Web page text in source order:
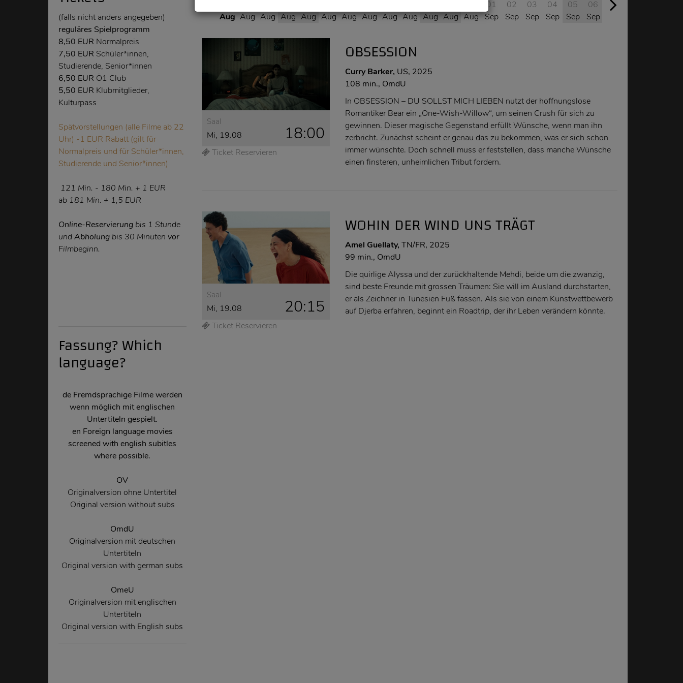
(falls nicht anders angegeben)
reguläres Spielprogramm
8,50 EUR Normalpreis
7,50 EUR Schüler*innen,
Studierende, Senior*innen
6,50 EUR Ö1 Club
5,50 EUR Klubmitglieder,
Kulturpass
Spätvorstellungen (alle Filme ab 22
Uhr) -1 EUR Rabatt (gilt für
Normalpreis und für Schüler*innen,
Studierende und Senior*innen)
121 Min. - 180 Min. + 1 EUR
ab 181 Min. + 1,5 EUR
Online-Reservierungbis 1 Stunde
undAbholungbis 30 Minuten vor
Filmbeginn.
Fassung? Which
language?
de Fremdsprachige Filme werden
wenn möglich mit englischen
Untertiteln gespielt.
en Foreign language movies
screened with english subitles
where possible.
OV
Originalversion ohne Untertitel
Original version without subs
OmdU
Originalversion mit deutschen
Untertiteln
Original version with german subs
OmeU
Originalversion mit englischen
Untertiteln
Original version with English subs
11
Aug
12
Aug
13
Aug Aug Aug Aug
Aug Aug Aug Aug Aug Aug Aug Aug Aug Aug Aug Aug Aug Aug
01
Sep
02
Sep
03
Sep
04
Sep
05
Sep
06
Sep
07
Saal
Mi, 19.08 18:00
Ticket Reservieren
OBSESSION
Curry Barker, US, 2025
108 min., OmdU
In OBSESSION – DU SOLLST MICH LIEBEN nutzt der hoffnungslose
Romantiker Bear ein „One-Wish-Willow“, um seinen Crush für sich zu
gewinnen. Dieser magische Gegenstand erfüllt Wünsche, wenn man ihn
zerbricht. Zunächst scheint er genau das zu bekommen, was er sich schon
immer wünschte. Doch schnell muss er feststellen, dass manche Wünsche
einen finsteren, unheimlichen Tribut fordern.
Saal
Mi, 19.08 20:15
Ticket Reservieren
WOHIN DER WIND UNS TRÄGT
Amel Guellaty,TN/FR, 2025
99 min., OmdU
Die quirlige Alyssa und der zurückhaltende Mehdi, beide um die zwanzig,
sind beste Freunde mit grossen Träumen: Sie will im Ausland durchstarten,
er als Zeichner in Tunesien Fuß fassen. Als sie von einem Kunstwettbewerb
auf Djerba erfahren, beginnt ein Roadtrip, der ihr Leben verändern könnte.